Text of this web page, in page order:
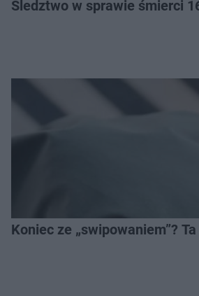
Śledztwo w sprawie śmierci
Koniec ze „swipowaniem”?